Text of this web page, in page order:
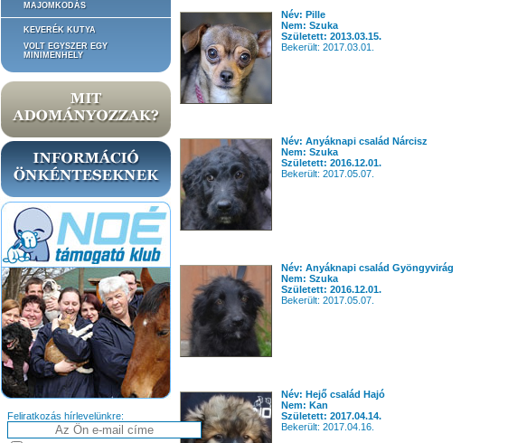
MAJOMKODÁS
KEVERÉK KUTYA
VOLT EGYSZER EGY
MINIMENHELY
Feliratkozás hírlevelünkre:
Név: Pille
Nem: Szuka
Született: 2013.03.15.
Bekerült: 2017.03.01.
Név: Anyáknapi család Nárcisz
Nem: Szuka
Született: 2016.12.01.
Bekerült: 2017.05.07.
Név: Anyáknapi család Gyöngyvirág
Nem: Szuka
Született: 2016.12.01.
Bekerült: 2017.05.07.
Név: Hejő család Hajó
Nem: Kan
Született: 2017.04.14.
Bekerült: 2017.04.16.